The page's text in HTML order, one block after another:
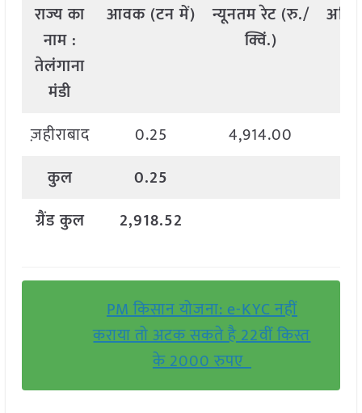
राज्यका
नाम:
तेलंगाना
मंडी
आवक (टनमें) न्यूनतमरेट (रु./
क्विं.)
ज़हीराबाद 0.25 4,914.00
कुल
0.25
ग्रैंडकुल 2,918.52
PM किसान योजना: e-KYC नहीं
कराया तो अटक सकते है 22वीं किस्त
के 2000 रुपए